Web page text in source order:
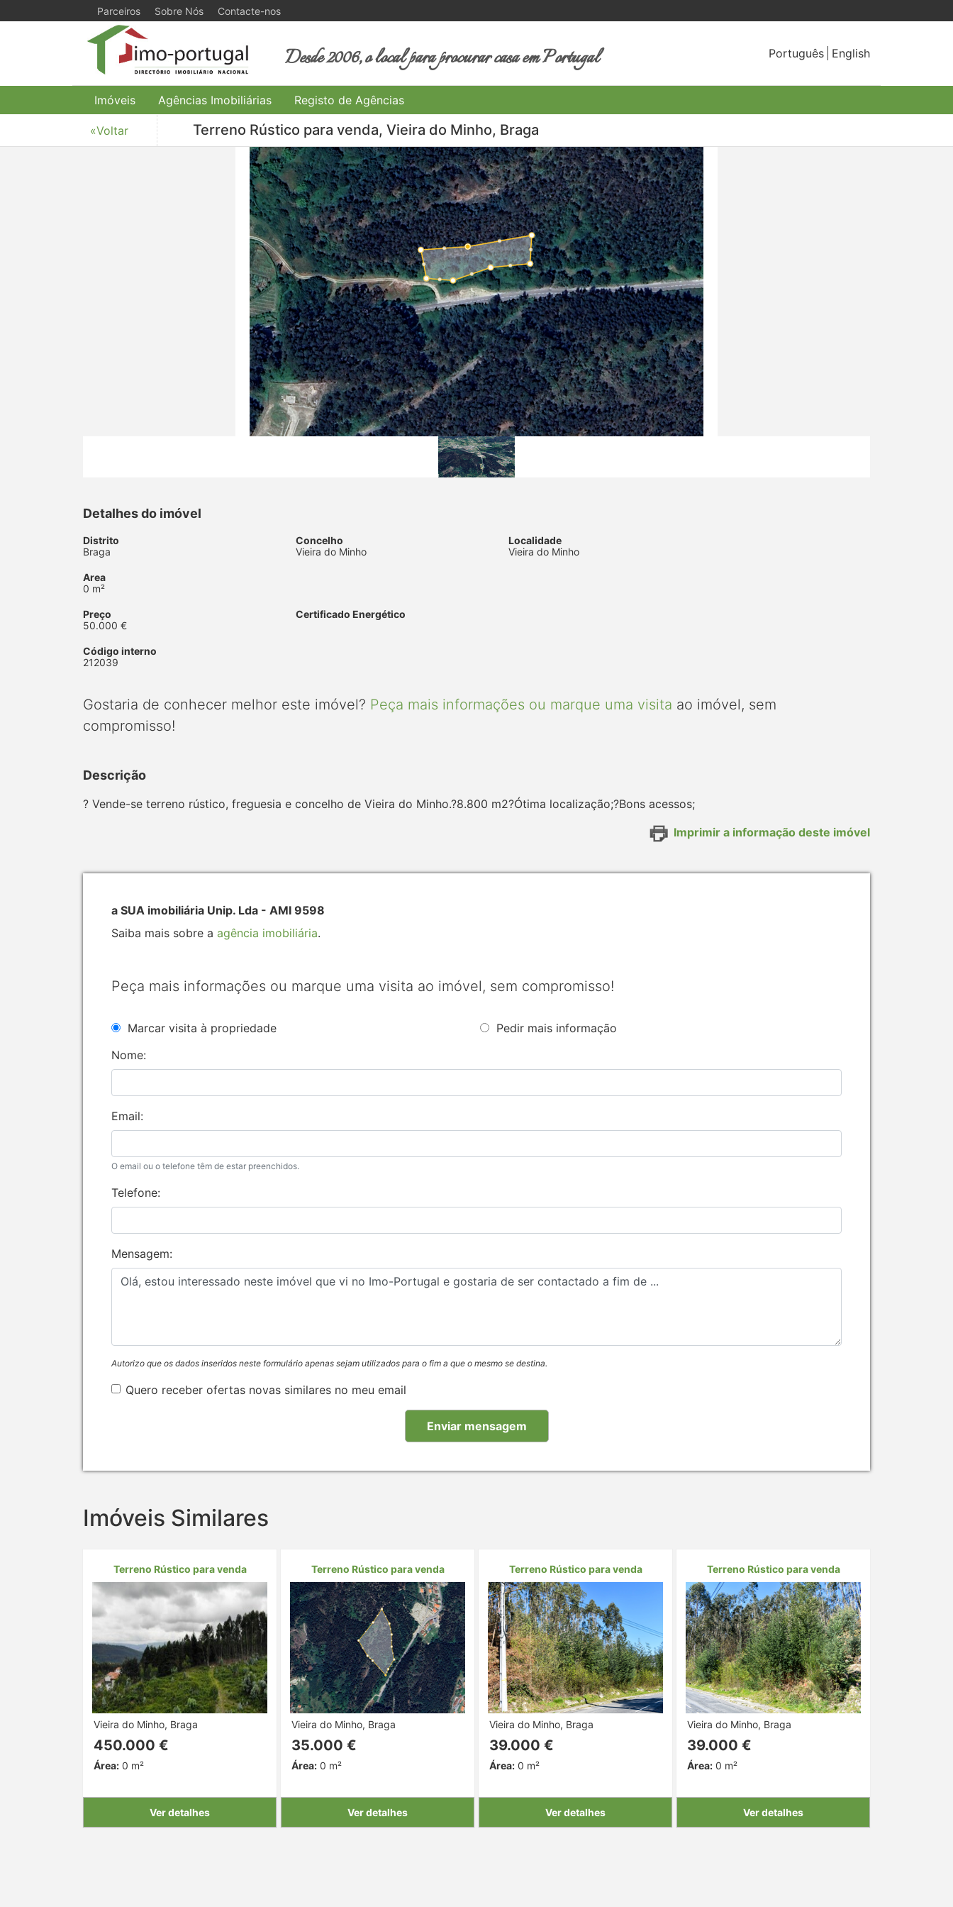
Parceiros Sobre Nós Contacte-nos
Desde 2006, o local para procurar casa em Portugal Português English
Imóveis Agências Imobiliárias Registo de Agências
«Voltar Terreno Rústico para venda, Vieira do Minho, Braga
Detalhes do imóvel
Distrito
Braga
Concelho
Vieira do Minho
Localidade
Vieira do Minho
Area
0 m²
Preço
50.000 €
Certificado Energético
Código interno
212039
Gostaria de conhecer melhor este imóvel? Peça mais informações ou marque uma visita ao imóvel, sem
compromisso!
Descrição
? Vende-se terreno rústico, freguesia e concelho de Vieira do Minho.?8.800 m2?Ótima localização;?Bons acessos;
Imprimir a informação deste imóvel
a SUA imobiliária Unip. Lda - AMI 9598
Saiba mais sobre a agência imobiliária.
Peça mais informações ou marque uma visita ao imóvel, sem compromisso!
Marcar visita à propriedade
Pedir mais informação
Nome:
Email:
O email ou o telefone têm de estar preenchidos.
Telefone:
Mensagem:
Autorizo que os dados inseridos neste formulário apenas sejam utilizados para o fim a que o mesmo se destina.
Quero receber ofertas novas similares no meu email
Imóveis Similares
Terreno Rústico para venda
Vieira do Minho, Braga
450.000 €
Área: 0 m²
Ver detalhes
Terreno Rústico para venda
Vieira do Minho, Braga
35.000 €
Área: 0 m²
Ver detalhes
Terreno Rústico para venda
Vieira do Minho, Braga
39.000 €
Área: 0 m²
Ver detalhes
Terreno Rústico para venda
Vieira do Minho, Braga
39.000 €
Área: 0 m²
Ver detalhes